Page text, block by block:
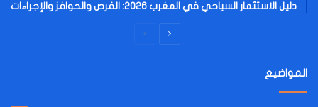
دليل الاستثمار السياحي في المغرب 2026: الفرص والحوافز والإجراءات
الصفحةالصفحة
المواضيع